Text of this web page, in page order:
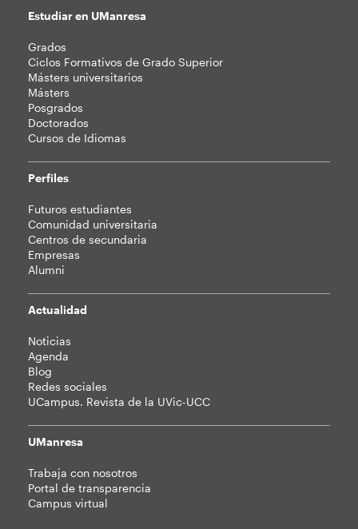
Mapa
web
Estudiar en UManresa
Grados
Ciclos Formativos de Grado Superior
Másters universitarios
Másters
Posgrados
Doctorados
Cursos de Idiomas
Perfiles
Futuros estudiantes
Comunidad universitaria
Centros de secundaria
Empresas
Alumni
Actualidad
Noticias
Agenda
Blog
Redes sociales
UCampus. Revista de la UVic-UCC
UManresa
Trabaja con nosotros
Portal de transparencia
Campus virtual